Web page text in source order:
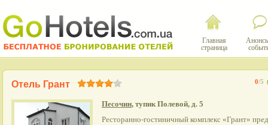
Главная
страница
0/5
Отель Грант
Песочин, тупик Полевой, д. 5
Ресторанно-гостиничный комплекс «Грант»